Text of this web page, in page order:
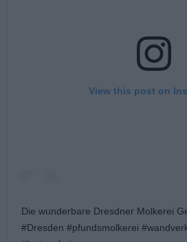
View this post on
Die wunderbare Dresdner Molkerei
#Dresden #pfundsmolkerei